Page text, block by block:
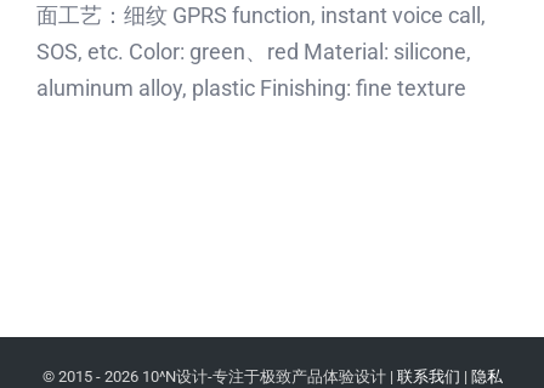
面工艺：细纹 GPRS function, instant voice call,
SOS, etc. Color: green、red Material: silicone,
aluminum alloy, plastic Finishing: fine texture
© 2015 - 2026 10^N设计-专注于极致产品体验设计 | 联系我们 | 隐私